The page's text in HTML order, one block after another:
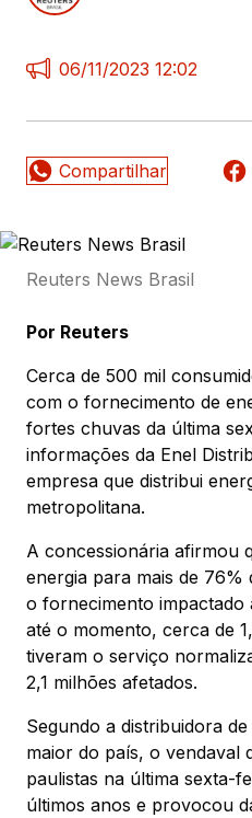
06/11/2023 12:02
Reuters News Brasil
Por Reuters
Cerca de 500 mil
com o fornecimento de
fortes chuvas da última
informações da Enel
empresa que distribui
metropolitana.
A concessionária afirmou
energia para mais de 76%
o fornecimento impactado
até o momento, cerca de
tiveram o serviço
2,1 milhões afetados.
Segundo a distribuidora
maior do país, o vendaval
paulistas na última sexta-
últimos anos e provocou